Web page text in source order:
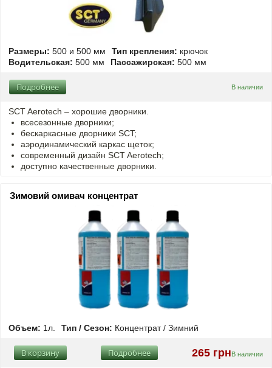
Размеры: 500 и 500 мм Тип крепления: крючок
Водительская: 500 мм Пассажирская: 500 мм
В наличии
Подробнее
SCT Aerotech – хорошие дворники.
всесезонные дворники;
бескаркасные дворники SCT;
аэродинамический каркас щеток;
современный дизайн SCT Aerotech;
доступно качественные дворники.
Зимовий омивач концентрат
Объем: 1л. Тип / Сезон: Концентрат / Зимний
265 грнВ наличии
Подробнее
В корзину